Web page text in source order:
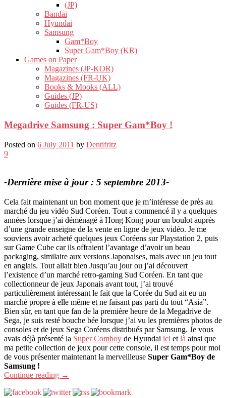
(JP)
Bandai
Hyundai
Samsung
Gam*Boy
Super Gam*Boy (KR)
Games on Paper
Magazines (JP-KOR)
Magazines (FR-UK)
Books & Mooks (ALL)
Guides (JP)
Guides (FR-US)
Megadrive Samsung : Super Gam*Boy !
Posted on 6 July 2011 by Dentifritz
9
-Dernière mise à jour : 5 septembre 2013-
Cela fait maintenant un bon moment que je m’intéresse de près au
marché du jeu vidéo Sud Coréen. Tout a commencé il y a quelques
années lorsque j’ai déménagé à Hong Kong pour un boulot auprès
d’une grande enseigne de la vente en ligne de jeux vidéo. Je me
souviens avoir acheté quelques jeux Coréens sur Playstation 2, puis
sur Game Cube car ils offraient l’avantage d’avoir un beau
packaging, similaire aux versions Japonaises, mais avec un jeu tout
en anglais. Tout allait bien Jusqu’au jour ou j’ai découvert
l’existence d’un marché retro-gaming Sud Coréen. En tant que
collectionneur de jeux Japonais avant tout, j’ai trouvé
particulièrement intéressant le fait que la Corée du Sud ait eu un
marché propre à elle même et ne faisant pas parti du tout “Asia”.
Bien sûr, en tant que fan de la première heure de la Megadrive de
Sega, je suis resté bouche bée lorsque j’ai vu les premières photos de
consoles et de jeux Sega Coréens distribués par Samsung. Je vous
avais déjà présenté la Super Comboy de Hyundai ici et là ainsi que
ma petite collection de jeux pour cette console, il est temps pour moi
de vous présenter maintenant la merveilleuse Super Gam*Boy de
Samsung !
Continue reading →